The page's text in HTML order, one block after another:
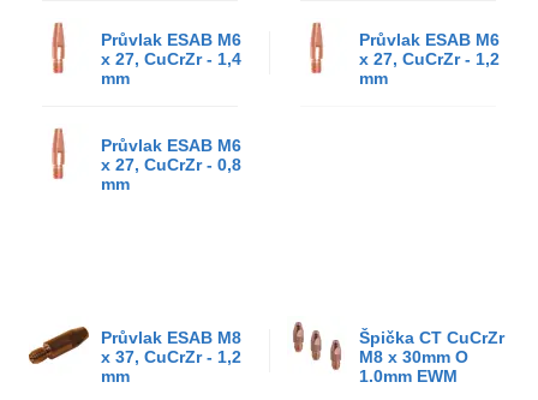
Průvlak ESAB M6
x 27, CuCrZr - 1,4
mm
Průvlak ESAB M6
x 27, CuCrZr - 1,2
mm
Průvlak ESAB M6
x 27, CuCrZr - 0,8
mm
Průvlak ESAB M8
x 37, CuCrZr - 1,2
mm
Špička CT CuCrZr
M8 x 30mm O
1.0mm EWM